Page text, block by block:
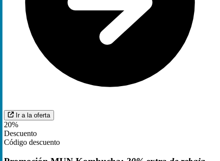
Ir a la oferta
20%
Descuento
Código descuento